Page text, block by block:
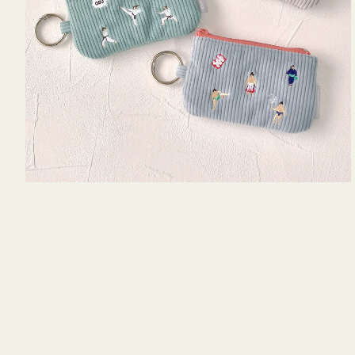
キ
ー
リ
ン
グ
付
き